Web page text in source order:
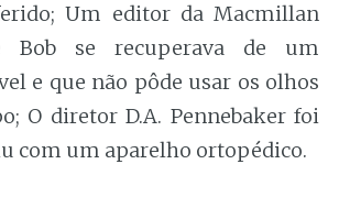
Um editor da Macmillan
Bob se recuperava de um
e que não pôde usar os olhos
O diretor D.A. Pennebaker foi
com um aparelho ortopédico.